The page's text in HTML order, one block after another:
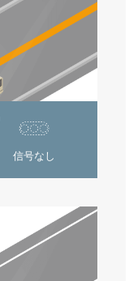
信号なし